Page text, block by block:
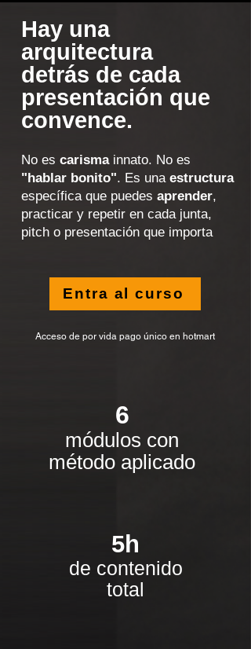
Hay una
arquitectura
detrás de cada
presentación que
convence.
No es carismainnato. No es
"hablar bonito". Es una estructura
específica que puedes aprender,
practicar y repetir en cada junta,
pitch o presentación que importa
Entra al curso
Acceso de por vida pago único en hotmart
6
módulos con
método aplicado
5h
de contenido
total